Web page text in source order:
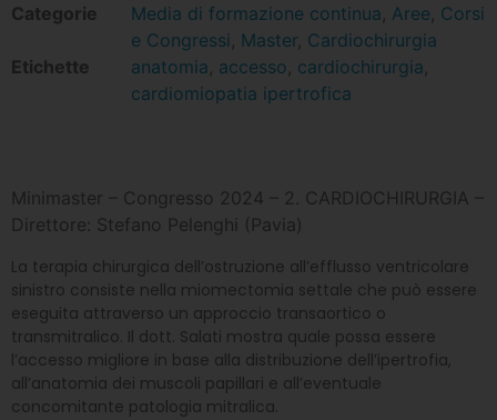
Categorie
Media di formazione continua, Aree, Corsi
e Congressi, Master, Cardiochirurgia
Etichette
anatomia, accesso, cardiochirurgia,
cardiomiopatia ipertrofica
Minimaster – Congresso 2024 – 2. CARDIOCHIRURGIA –
Direttore: Stefano Pelenghi (Pavia)
La terapia chirurgica dell’ostruzione all’efflusso ventricolare
sinistro consiste nella miomectomia settale che può essere
eseguita attraverso un approccio transaortico o
transmitralico. Il dott. Salati mostra quale possa essere
l’accesso migliore in base alla distribuzione dell’ipertrofia,
all’anatomia dei muscoli papillari e all’eventuale
concomitante patologia mitralica.